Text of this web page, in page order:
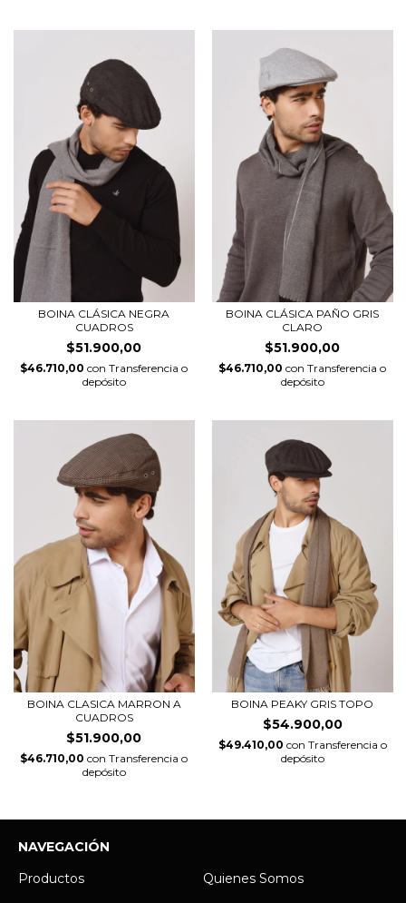
BOINA CLÁSICA NEGRA
CUADROS
$51.900,00
$46.710,00 con Transferencia o
depósito
BOINA CLÁSICA PAÑO GRIS
CLARO
$51.900,00
$46.710,00 con Transferencia o
depósito
BOINA CLASICA MARRON A
CUADROS
$51.900,00
$46.710,00 con Transferencia o
depósito
BOINA PEAKY GRIS TOPO
$54.900,00
$49.410,00 con Transferencia o
depósito
NAVEGACIÓN
Productos
Quienes Somos